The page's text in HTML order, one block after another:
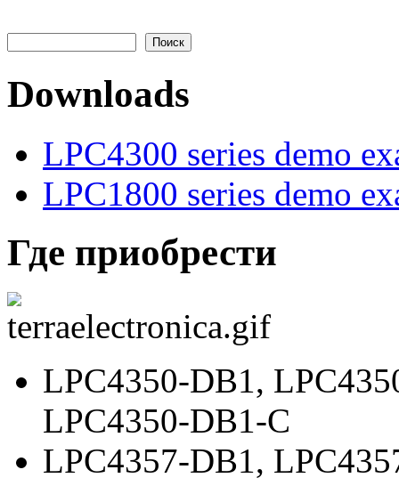
Форма поиска
Downloads
LPC4300 series demo
LPC1800 series demo
Где приобрести
LPC4350-DB1,
LPC4350-DB1-C
LPC4357-DB1,